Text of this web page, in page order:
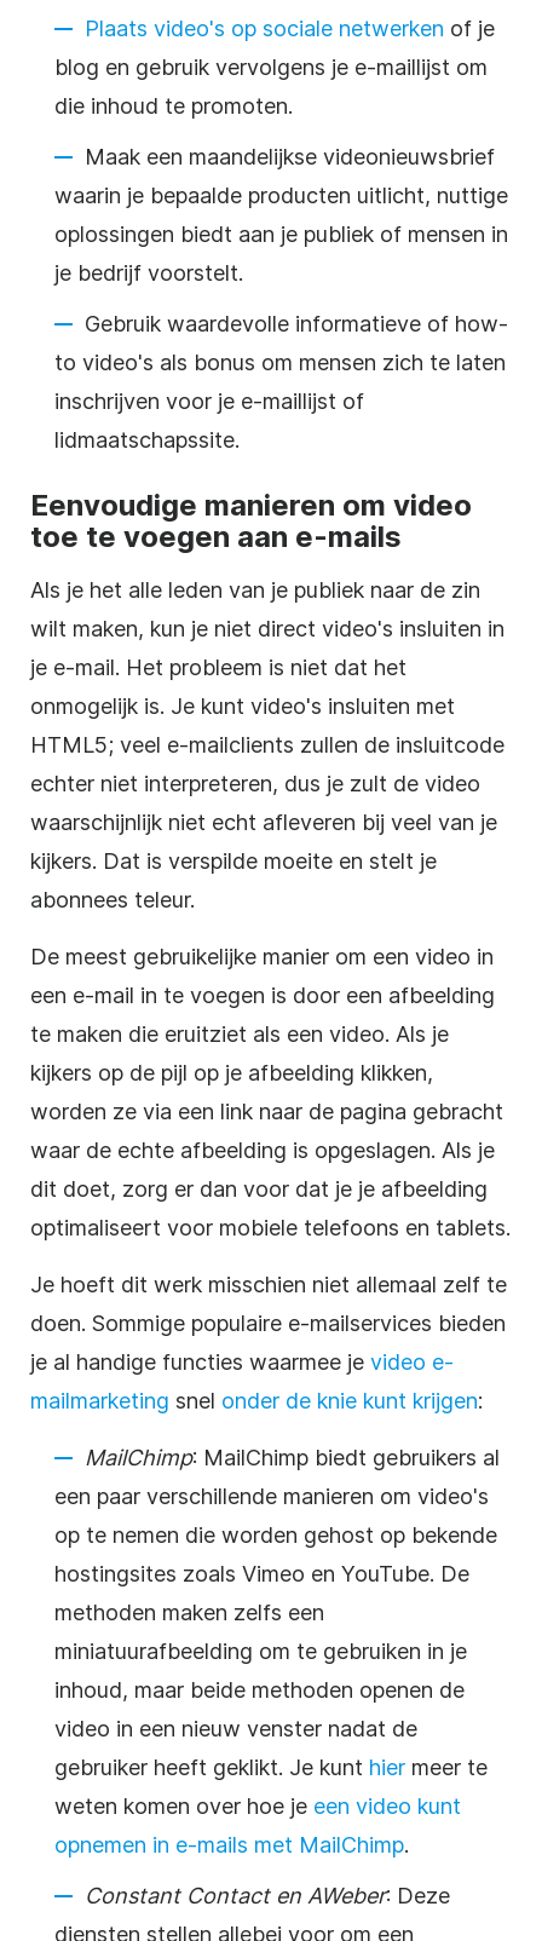
Plaats video's op sociale netwerken of je
blog en gebruik vervolgens je e-maillijst om
die inhoud te promoten.
Maak een maandelijkse videonieuwsbrief
waarin je bepaalde producten uitlicht, nuttige
oplossingen biedt aan je publiek of mensen in
je bedrijf voorstelt.
Gebruik waardevolle informatieve of how-
to video's als bonus om mensen zich te laten
inschrijven voor je e-maillijst of
lidmaatschapssite.
Eenvoudige manieren om video
toe te voegen aan e-mails
Als je het alle leden van je publiek naar de zin
wilt maken, kun je niet direct video's insluiten in
je e-mail. Het probleem is niet dat het
onmogelijk is. Je kunt video's insluiten met
HTML5; veel e-mailclients zullen de insluitcode
echter niet interpreteren, dus je zult de video
waarschijnlijk niet echt afleveren bij veel van je
kijkers. Dat is verspilde moeite en stelt je
abonnees teleur.
De meest gebruikelijke manier om een video in
een e-mail in te voegen is door een afbeelding
te maken die eruitziet als een video. Als je
kijkers op de pijl op je afbeelding klikken,
worden ze via een link naar de pagina gebracht
waar de echte afbeelding is opgeslagen. Als je
dit doet, zorg er dan voor dat je je afbeelding
optimaliseert voor mobiele telefoons en tablets.
Je hoeft dit werk misschien niet allemaal zelf te
doen. Sommige populaire e-mailservices bieden
je al handige functies waarmee je video e-
mailmarketing snel onder de knie kunt krijgen:
MailChimp: MailChimp biedt gebruikers al
een paar verschillende manieren om video's
op te nemen die worden gehost op bekende
hostingsites zoals Vimeo en YouTube. De
methoden maken zelfs een
miniatuurafbeelding om te gebruiken in je
inhoud, maar beide methoden openen de
video in een nieuw venster nadat de
gebruiker heeft geklikt. Je kunt hier meer te
weten komen over hoe je een video kunt
opnemen in e-mails met MailChimp.
Constant Contact en AWeber: Deze
diensten stellen allebei voor om een